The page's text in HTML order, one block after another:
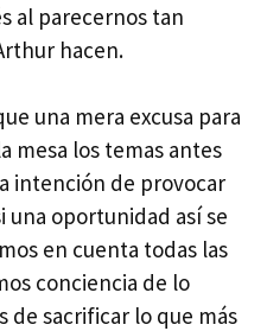
al parecernos tan
hacen.
una mera excusa para
mesa los temas antes
intención de provocar
oportunidad así se
en cuenta todas las
conciencia de lo
de sacrificar lo que más